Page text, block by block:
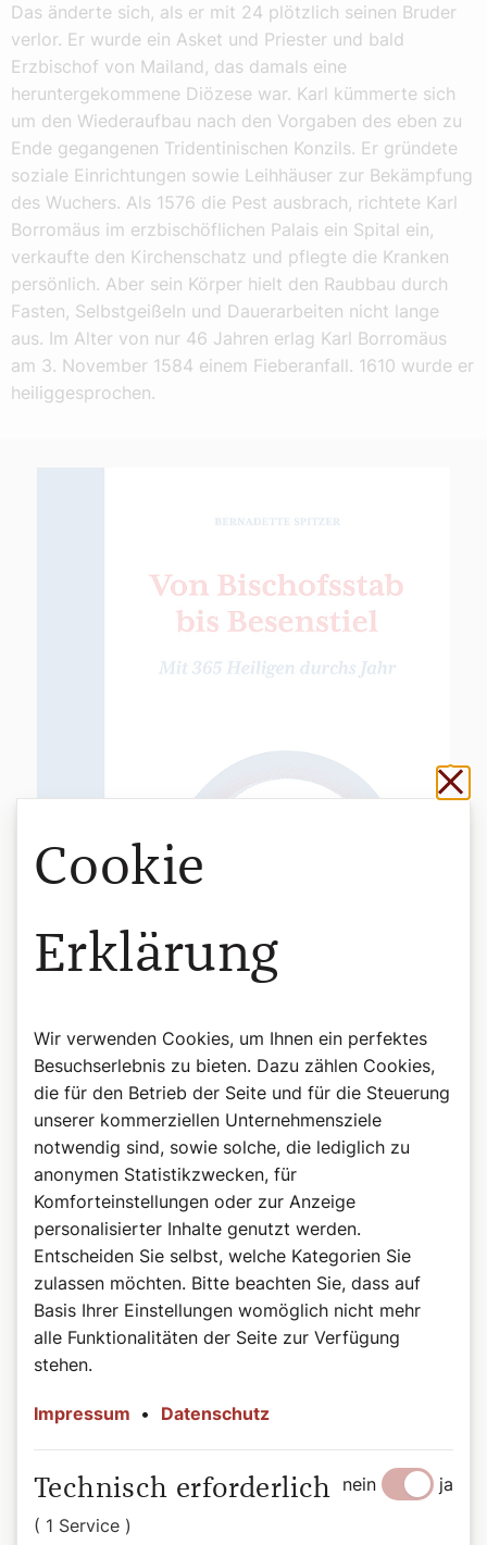
Das änderte sich, als er mit 24 plötzlich seinen Bruder
verlor. Er wurde ein Asket und Priester und bald
Erzbischof von Mailand, das damals eine
heruntergekommene Diözese war. Karl kümmerte sich
um den Wiederaufbau nach den Vorgaben des eben zu
Ende gegangenen Tridentinischen Konzils. Er gründete
soziale Einrichtungen sowie Leihhäuser zur Bekämpfung
des Wuchers. Als 1576 die Pest ausbrach, richtete Karl
Borromäus im erzbischöflichen Palais ein Spital ein,
verkaufte den Kirchenschatz und pflegte die Kranken
persönlich. Aber sein Körper hielt den Raubbau durch
Fasten, Selbstgeißeln und Dauerarbeiten nicht lange
aus. Im Alter von nur 46 Jahren erlag Karl Borromäus
am 3. November 1584 einem Fieberanfall. 1610 wurde er
heiliggesprochen.
©Wiener Dom-Verlag
Das Buch zum Podcast
Heilige, das sind beeindruckende Persönlichkeiten auf
allen Kontinenten, in allen Jahrhunderten: Herrscher und
Sklaven, Brave und Aufmüpfige, Geistliche und Laien.
Diese bunte Schar porträtiert Autorin Bernadette Spitzer
in kurzweilig-informativen Geschichten, wobei sie die
Besonderheit der jeweiligen Persönlichkeit treffend
hervorkehrt. Sie übersetzt die teils sperrigen Quellen in
Augenzwinkern. Die tägliche Auswahl dieser „Vorbilder“
bekannten, bis hin zu solchen, die erst vor kurzem heilig-
oder seliggesprochen wurden. Aufgefrischt durch
moderne Illustrationen und bemerkenswerte Zitate wird
das Buch zur täglichen Inspirationsquelle.
Cookie
Erklärung
Wir verwenden Cookies, um Ihnen ein perfektes
Besuchserlebnis zu bieten. Dazu zählen Cookies,
die für den Betrieb der Seite und für die Steuerung
unserer kommerziellen Unternehmensziele
notwendig sind, sowie solche, die lediglich zu
anonymen Statistikzwecken, für
Komforteinstellungen oder zur Anzeige
personalisierter Inhalte genutzt werden.
Entscheiden Sie selbst, welche Kategorien Sie
zulassen möchten. Bitte beachten Sie, dass auf
Basis Ihrer Einstellungen womöglich nicht mehr
alle Funktionalitäten der Seite zur Verfügung
stehen.
Impressum • Datenschutz
Technisch erforderlich
( 1 Service )
nein ja